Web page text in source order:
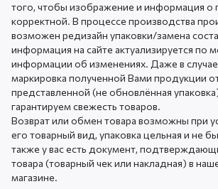
того, чтобы изображение и информация о
корректной. В процессе производства
возможен редизайн упаковки/замена
информация на сайте актуализируется по
информации об изменениях. Даже в
маркировка полученной Вами продукции
представленной (не обновлённая
гарантируем свежесть товаров.
Возврат или обмен товара возможны при
его товарный вид, упаковка цельная и не
также у вас есть документ,
товара (товарный чек или накладная) в
магазине.